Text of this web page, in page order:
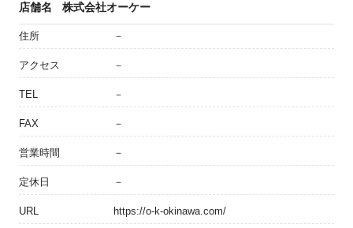
店舗名 株式会社オーケー
住所 －
アクセス －
TEL －
FAX －
営業時間 －
定休日 －
URL https://o-k-okinawa.com/